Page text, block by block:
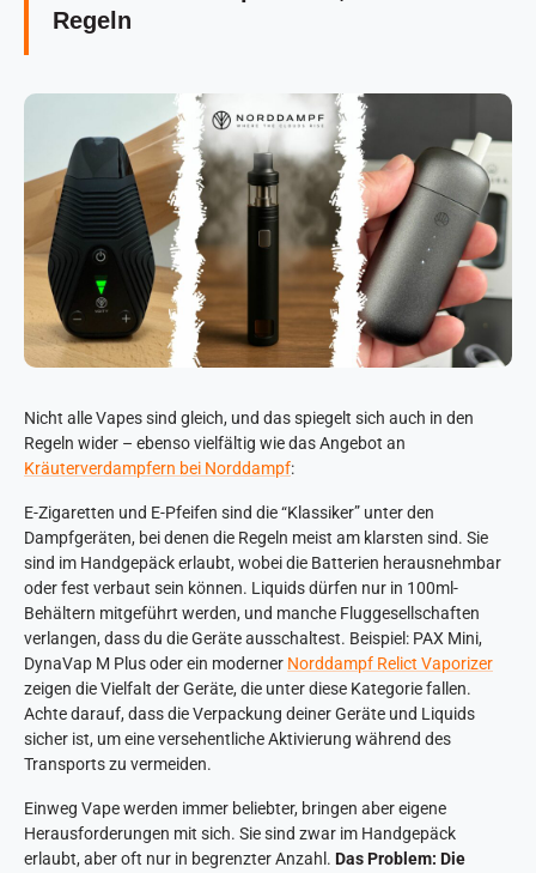
Regeln
Nicht alle Vapes sind gleich, und das spiegelt sich auch in den
Regeln wider – ebenso vielfältig wie das Angebot an
Kräuterverdampfern bei Norddampf:
E-Zigaretten und E-Pfeifen sind die “Klassiker” unter den
Dampfgeräten, bei denen die Regeln meist am klarsten sind. Sie
sind im Handgepäck erlaubt, wobei die Batterien herausnehmbar
oder fest verbaut sein können. Liquids dürfen nur in 100ml-
Behältern mitgeführt werden, und manche Fluggesellschaften
verlangen, dass du die Geräte ausschaltest. Beispiel: PAX Mini,
DynaVap M Plus oder ein moderner Norddampf Relict Vaporizer
zeigen die Vielfalt der Geräte, die unter diese Kategorie fallen.
Achte darauf, dass die Verpackung deiner Geräte und Liquids
sicher ist, um eine versehentliche Aktivierung während des
Transports zu vermeiden.
Einweg Vape werden immer beliebter, bringen aber eigene
Herausforderungen mit sich. Sie sind zwar im Handgepäck
erlaubt, aber oft nur in begrenzter Anzahl. Das Problem: Die